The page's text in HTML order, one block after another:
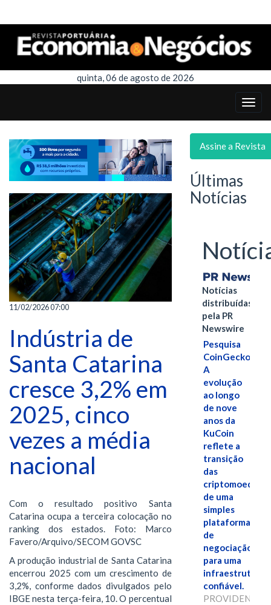
quinta, 06 de agosto de 2026
11/02/2026 07:00
Indústria de
Santa Catarina
cresce 3,2% em
2025, cinco
vezes a média
nacional
Com o resultado positivo Santa
Catarina ocupa a terceira colocação no
ranking dos estados. Foto: Marco
Favero/Arquivo/SECOM GOVSC
A produção industrial de Santa Catarina
encerrou 2025 com um crescimento de
3,2%, conforme dados divulgados pelo
IBGE nesta terça-feira, 10. O percentual
Assine a Revista
Últimas
Notícias
Notícias
distribuídas
pela PR
Newswire
Pesquisa
CoinGecko:
A
evolução
ao longo
de nove
anos da
KuCoin
reflete a
transição
das
criptomoedas
de uma
simples
plataforma
de
negociação
para uma
infraestrutura
confiável.